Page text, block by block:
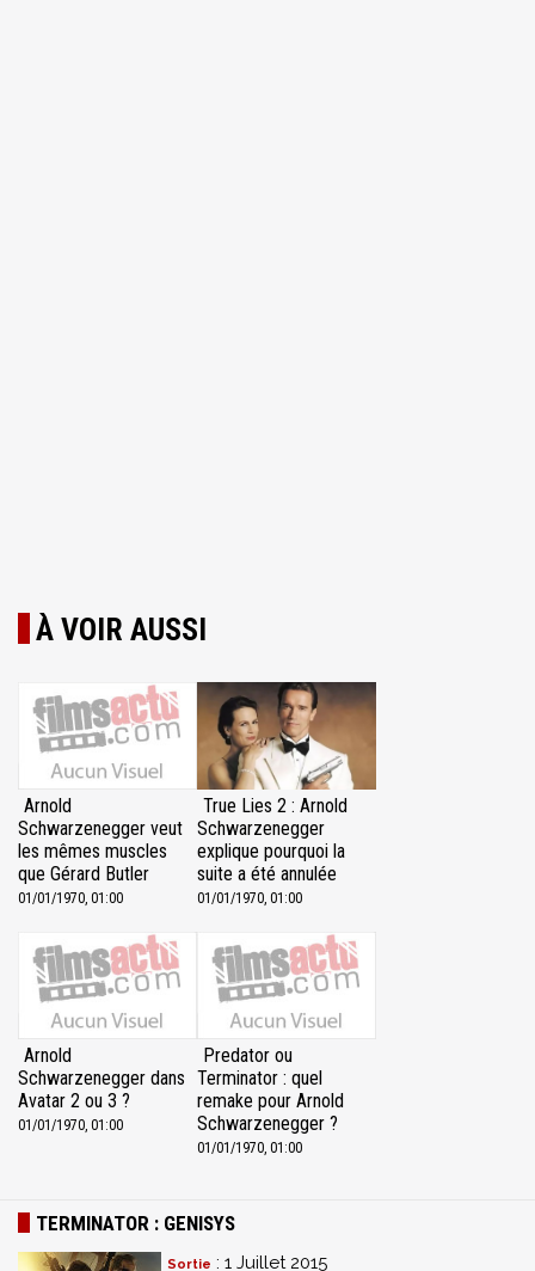
À VOIR AUSSI
Arnold
Schwarzenegger veut
les mêmes muscles
que Gérard Butler
01/01/1970, 01:00
True Lies 2 : Arnold
Schwarzenegger
explique pourquoi la
suite a été annulée
01/01/1970, 01:00
Arnold
Schwarzenegger dans
Avatar 2 ou 3 ?
01/01/1970, 01:00
Predator ou
Terminator : quel
remake pour Arnold
Schwarzenegger ?
01/01/1970, 01:00
TERMINATOR : GENISYS
Sortie : 1 Juillet 2015